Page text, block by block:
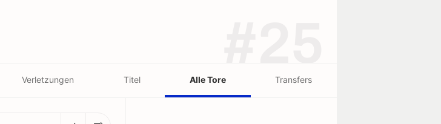
Verletzungen Titel Alle Tore Transfers